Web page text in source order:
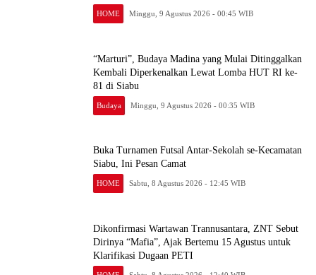
HOME Minggu, 9 Agustus 2026 - 00:45 WIB
“Marturi”, Budaya Madina yang Mulai Ditinggalkan
Kembali Diperkenalkan Lewat Lomba HUT RI ke-
81 di Siabu
Budaya Minggu, 9 Agustus 2026 - 00:35 WIB
Buka Turnamen Futsal Antar-Sekolah se-Kecamatan
Siabu, Ini Pesan Camat
HOME Sabtu, 8 Agustus 2026 - 12:45 WIB
Dikonfirmasi Wartawan Trannusantara, ZNT Sebut
Dirinya “Mafia”, Ajak Bertemu 15 Agustus untuk
Klarifikasi Dugaan PETI